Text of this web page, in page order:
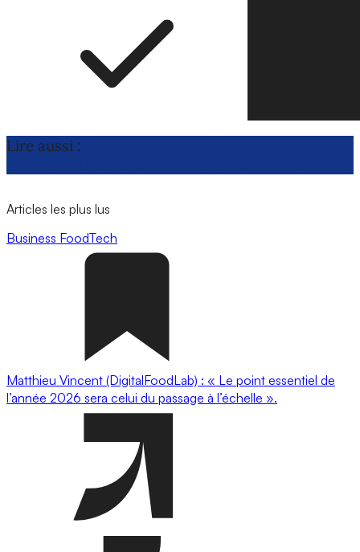
Lire aussi :
Articles les plus lus
Business FoodTech
Matthieu Vincent (DigitalFoodLab) : « Le point essentiel de
l’année 2026 sera celui du passage à l’échelle ».